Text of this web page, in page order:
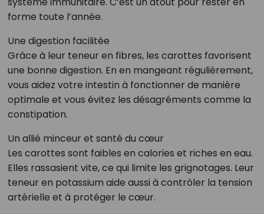
forme toute l’année.
Une digestion facilitée
Grâce à leur teneur en fibres, les carottes favorisent
une bonne digestion. En en mangeant régulièrement,
vous aidez votre intestin à fonctionner de manière
optimale et vous évitez les désagréments comme la
constipation.
Un allié minceur et santé du cœur
Les carottes sont faibles en calories et riches en eau.
Elles rassasient vite, ce qui limite les grignotages. Leur
teneur en potassium aide aussi à contrôler la tension
artérielle et à protéger le cœur.